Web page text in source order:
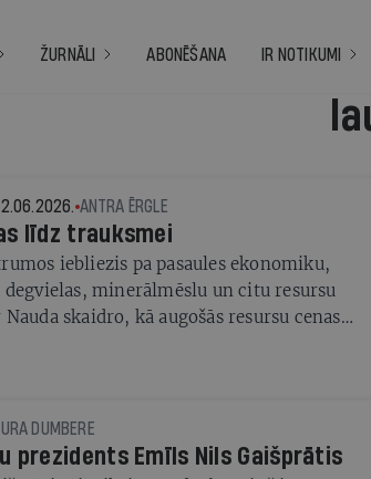
ŽURNĀLI ABONĒŠANA IR NOTIKUMI
ANTRA ĒRGLE
līdz trauksmei
iebliezis pa pasaules ekonomiku,
minerālmēslu un citu resursu
skaidro, kā augošās resursu cenas
DUMBERE
prezidents Emīls Nils Gaišprātis